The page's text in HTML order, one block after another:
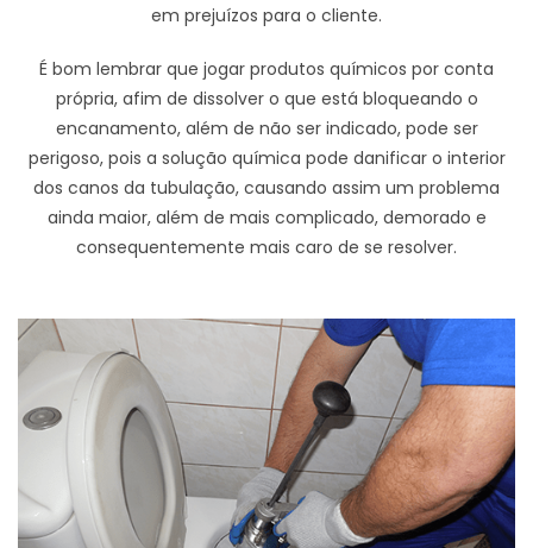
em prejuízos para o cliente.
É bom lembrar que jogar produtos químicos por conta
própria, afim de dissolver o que está bloqueando o
encanamento, além de não ser indicado, pode ser
perigoso, pois a solução química pode danificar o interior
dos canos da tubulação, causando assim um problema
ainda maior, além de mais complicado, demorado e
consequentemente mais caro de se resolver.